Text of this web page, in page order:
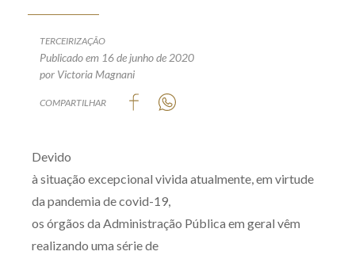
Encarregado (contato)
Zênite Play
Orientação por Escrito
Mentoria Zênite
TERCEIRIZAÇÃO
Publicado em 16 de junho de 2020
por Victoria Magnani
COMPARTILHAR
Devido
à situação excepcional vivida atualmente, em virtude
da pandemia de covid-19,
os órgãos da Administração Pública em geral vêm
realizando uma série de